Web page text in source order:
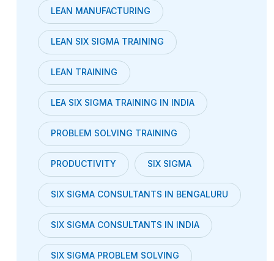
LEAN MANUFACTURING
LEAN SIX SIGMA TRAINING
LEAN TRAINING
LEA SIX SIGMA TRAINING IN INDIA
PROBLEM SOLVING TRAINING
PRODUCTIVITY SIX SIGMA
SIX SIGMA CONSULTANTS IN BENGALURU
SIX SIGMA CONSULTANTS IN INDIA
SIX SIGMA PROBLEM SOLVING